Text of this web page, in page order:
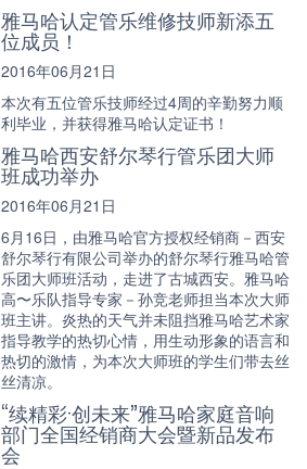
雅马哈认定管乐维修技师新添五
位成员！
2016年06月21日
本次有五位管乐技师经过4周的辛勤努力顺
利毕业，并获得雅马哈认定证书！
雅马哈西安舒尔琴行管乐团大师
班成功举办
2016年06月21日
6月16日，由雅马哈官方授权经销商－西安
舒尔琴行有限公司举办的舒尔琴行雅马哈管
乐团大师班活动，走进了古城西安。雅马哈
高〜乐队指导专家－孙竞老师担当本次大师
班主讲。炎热的天气并未阻挡雅马哈艺术家
指导教学的热切心情，用生动形象的语言和
热切的激情，为本次大师班的学生们带去丝
丝清凉。
“续精彩·创未来”雅马哈家庭音响
部门全国经销商大会暨新品发布
会